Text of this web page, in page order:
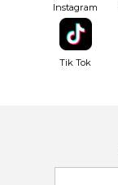
Instagram
Tik Tok